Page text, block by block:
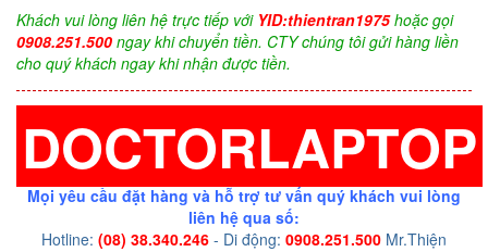
Khách vui lòng liên hệ trực tiếp với YID:thientran1975hoặc gọi
0908.251.500 ngay khi chuyển tiền. CTY chúng tôi gửi hàng liền
cho quý khách ngay khi nhận được tiền.
DOCTORLAPTOP
Mọi yêu cầu đặt hàng và hỗ trợ tư vấn quý khách vui lòng
liên hệ qua số:
Hotline: (08) 38.340.246 - Di động: 0908.251.500 Mr.Thiện